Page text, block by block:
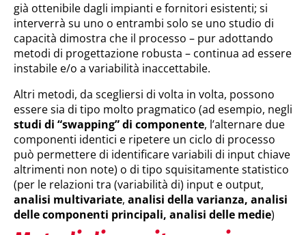
già ottenibile dagli impianti e fornitori esistenti; si
interverrà su uno o entrambi solo se uno studio di
capacità dimostra che il processo – pur adottando
metodi di progettazione robusta – continua ad essere
instabile e/o a variabilità inaccettabile.
Altri metodi, da scegliersi di volta in volta, possono
essere sia di tipo molto pragmatico (ad esempio, negli
studi di “swapping” di componente, l’alternare due
componenti identici e ripetere un ciclo di processo
può permettere di identificare variabili di input chiave
altrimenti non note) o di tipo squisitamente statistico
(per le relazioni tra (variabilità di) input e output,
analisi multivariate, analisi della varianza, analisi
delle componenti principali, analisi delle medie)